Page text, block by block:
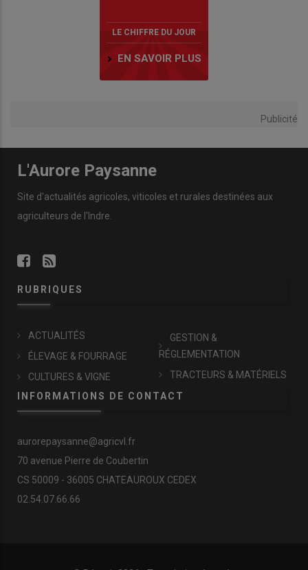
LE CHIFFRE DU JOUR
EN SAVOIR PLUS
Publicité
L'Aurore Paysanne
Site d'actualités agricoles, viticoles et rurales destinées aux
agriculteurs de l'Indre.
RUBRIQUES
ACTUALITÉS
ÉLEVAGE & FOURRAGE
CULTURES & VIGNE
GESTION &
RÉGLEMENTATION
TRACTEURS & MATÉRIELS
INFORMATIONS DE CONTACT
aurorepaysanne@agricvl.fr
70 avenue Pierre de Coubertin
CS 50009 - 36005 CHATEAUROUX CEDEX
02.54.07.66.66